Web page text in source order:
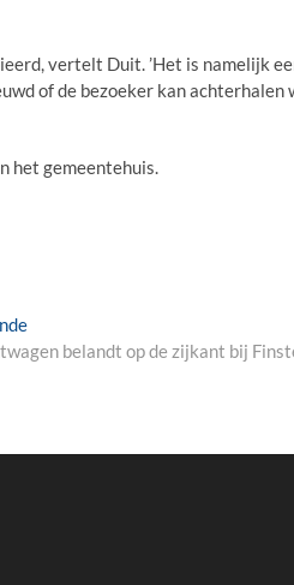
vertelt Duit. ’Het is namelijk
of de bezoeker kan achterhalen
het gemeentehuis.
Next
post:belandt op de zijkant bij